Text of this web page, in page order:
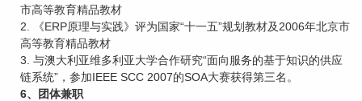
市高等教育精品教材
2. 《ERP原理与实践》评为国家“十一五”规划教材及2006年北京市
高等教育精品教材
3. 与澳大利亚维多利亚大学合作研究“面向服务的基于知识的供应
链系统”，参加IEEE SCC 2007的SOA大赛获得第三名。
6、团体兼职